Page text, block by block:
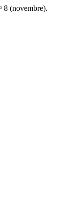
8 (novembre).